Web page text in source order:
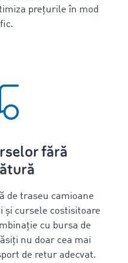
prețurile în mod
fără
de traseu camioane
și cursele costisitoare
cu bursa de
nu doar cea mai
de retur adecvat.